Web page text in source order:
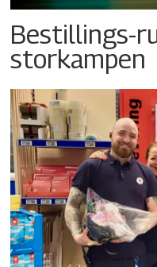
Bestillings-
storkampen